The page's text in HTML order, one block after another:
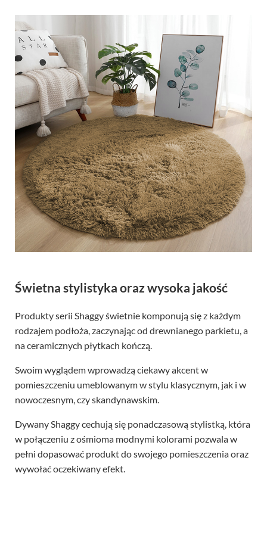
Świetna stylistyka oraz wysoka jakość
Produkty serii Shaggy świetnie komponują się z każdym
rodzajem podłoża, zaczynając od drewnianego parkietu, a
na ceramicznych płytkach kończą.
Swoim wyglądem wprowadzą ciekawy akcent w
pomieszczeniu umeblowanym w stylu klasycznym, jak i w
nowoczesnym, czy skandynawskim.
Dywany Shaggy cechują się ponadczasową stylistką, która
w połączeniu z ośmioma modnymi kolorami pozwala w
pełni dopasować produkt do swojego pomieszczenia oraz
wywołać oczekiwany efekt.